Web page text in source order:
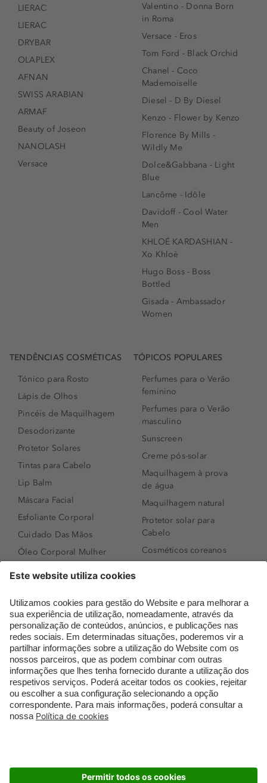
LIERAC
LIERAC
DRYBAR
OLAPLEX
AFNAN
SWISS ARABIAN
ARMAF
Beauty of Joseon
NANOLASH
Versace
Valentino - Donna Born
in Roma
Versace - Eros
Tom Ford - Black Orchid
Chanel - Coco
Mademoiselle
Diesel - D By Diesel
Kenzo - Flower by Kenzo
Florence By Mills -
Wildly Me
Dolce&Gabbana - Light
Blue
Lancôme - Idôle
Davidoff - Cool Water
Men
KHLOÉ KARDASHIAN -
Xo Khloè
Hugo Boss - Boss
Bottled
Gisada - Ambassador
Women
TENDÊNCIAS COSMÉTICAS
Tónico para Rosto
Lápis de Olhos
Pincéis de Maquilhagem
Desodorizante
Protetor Solares
Tintas para Cabelo
Lip Balm
Máscara Facial
Esfoliante Corporal
Cuidado Das Mãos
Óleo Corporal Mulher
Sérum de Rosto
Body mist & Spray
corporal
Produtos para Cabelo
Homem
Espuma de Limpeza
Facial
Dermocosmética
TÓPICOS POPULARES
Perfumes para o Verão
feminino
Perfumes para o Verão
masculino
Sunscreen
Creme pós-solar
Maquilhagem à prova
de água
Maquilhagem natural
Protetor solar para
Cabelo
Cosméticos coreanos
Perfumes árabes
Novidades
Melhores Perfumes
Femininos
TOP 10: Perfumes
Masculinos
Pestanas Postiças
Creme Rosto Homem
Embalagens Sustentáveis